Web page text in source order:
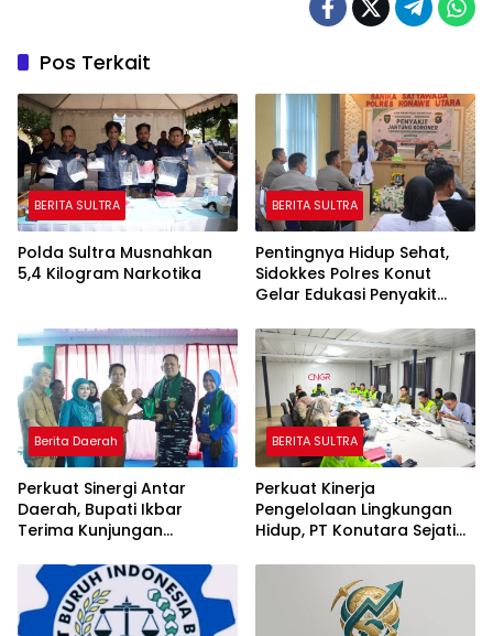
Pos Terkait
BERITA SULTRA
Polda Sultra Musnahkan
5,4 Kilogram Narkotika
BERITA SULTRA
Pentingnya Hidup Sehat,
Sidokkes Polres Konut
Gelar Edukasi Penyakit
Personil
Berita Daerah
Perkuat Sinergi Antar
Daerah, Bupati Ikbar
Terima Kunjungan
Kendari
BERITA SULTRA
Perkuat Kinerja
Pengelolaan Lingkungan
Hidup, PT Konutara Sejati
Sultra